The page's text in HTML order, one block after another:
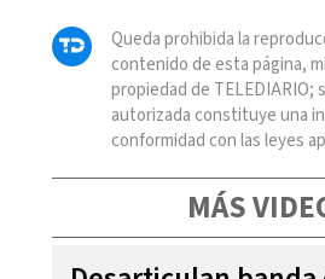
Queda prohibida la
contenido de esta página,
propiedad de TELEDIARIO;
autorizada constituye una
conformidad con las leyes
MÁS